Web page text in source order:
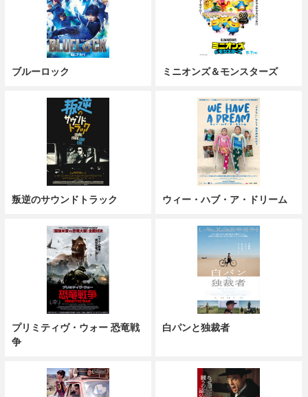
ブルーロック ミニオンズ＆モンスターズ
叛逆のサウンドトラック ウィー・ハブ・ア・ドリーム
プリミティヴ・ウォー 恐竜戦
争
白パンと独裁者